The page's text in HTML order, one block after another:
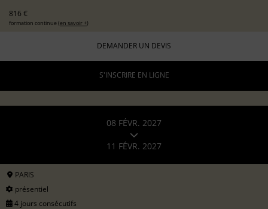
816 €
formation continue (en savoir +)
DEMANDER UN DEVIS
S'INSCRIRE EN LIGNE
08 FÉVR. 2027
11 FÉVR. 2027
PARIS
présentiel
4 jours consécutifs